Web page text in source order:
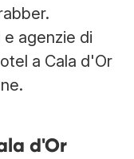
agenzie di
a Cala d'Or
d'Or